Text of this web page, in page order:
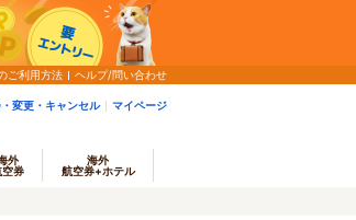
ご利用方法 ヘルプ/問い合わせ
変更・キャンセル マイページ
外
空券
海外
航空券+ホテル